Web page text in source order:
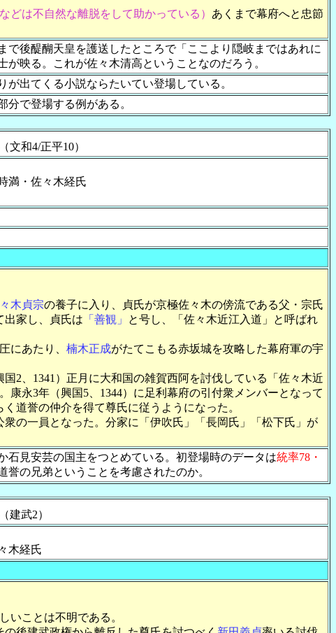
どは不自然な離脱をして助かっている） あくまで幕府へと忠節
後醍醐天皇を護送したところで「ここより隠岐まではあれに
映る。これが佐々木清高ということなのだろう。
出てくる小説ならたいてい登場している。
で登場する例がある。
文和4/正平10）
満・佐々木経氏
木貞宗の養子に入り、貞氏が京極佐々木の傍流である父・宗氏
出家し、貞氏は 「善観」
と号し、「佐々木近江入道」と呼ばれ
にあたり、 楠木正成がたてこもる赤坂城を攻略した幕府軍の宇
2、1341）正月に大和国の雑賀西阿を討伐している「佐々木近
。康永3年（興国5、1344）に足利幕府の引付衆メンバーとなって
く道誉の仲介を得て尊氏に従うようになった。
の一員となった。分家に「伊吹氏」「長岡氏」「松下氏」が
見安芸の国主をつとめている。初登場時のデータは統率78・
の兄弟ということを考慮されたのか。
建武2）
木経氏
いことは不明である。